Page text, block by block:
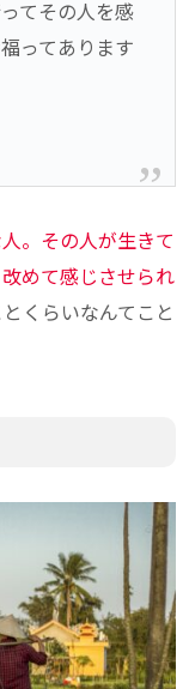
てその人を感
ってあります
。その人が生きて
めて感じさせられ
くらいなんてこと